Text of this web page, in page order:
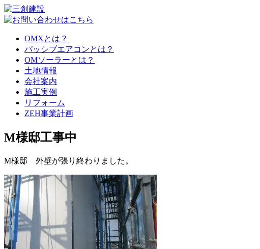
OMXとは？
パッシブエアコンとは？
OMソーラーとは？
土地情報
会社案内
施工実例
リフォーム
ZEH事業計画
M様邸工事中
M様邸 外壁が張り終わりました。